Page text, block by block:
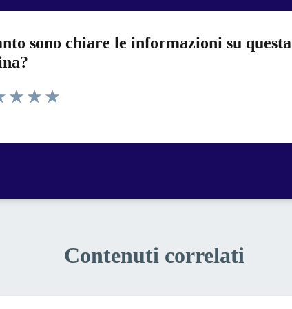
sono chiare le informazioni su questa
Contenuti correlati